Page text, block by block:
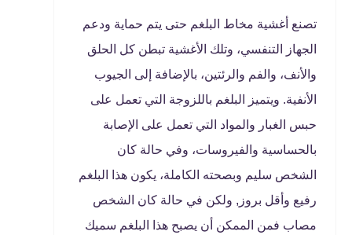
تصنع أغشية مخاط البلغم حتى يتم حماية ودعم
الجهاز التنفسي، وتلك الأغشية تبطن كل الحلق
والأنف، والفم والرئتين، بالإضافة إلى الجيوب
الأنفية. ويتميز البلغم باللزوجة التي تعمل على
حبس الغبار والمواد التي تعمل على الإصابة
بالحساسية والفيروسات، وفي حالة كان
الشخص سليم وبصحته الكاملة، يكون هذا البلغم
رفيع وأقل بروز, ولكن في حالة كان الشخص
مصاب فمن الممكن أن يصبح هذا البلغم سميك